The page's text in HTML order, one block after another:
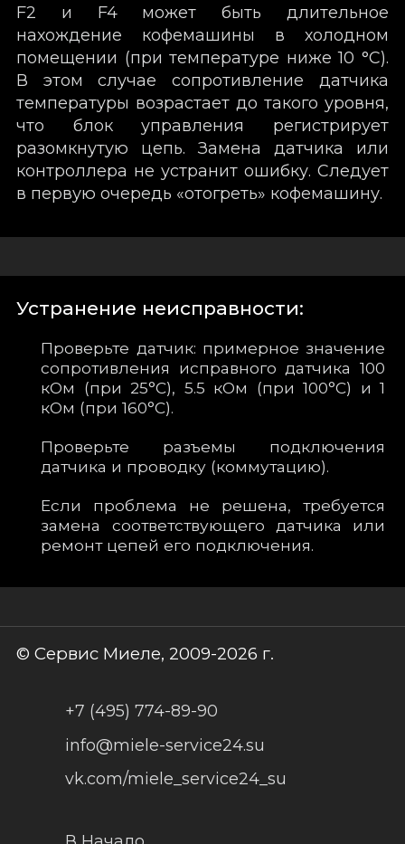
F2 и F4 может быть длительное
нахождение кофемашины в холодном
помещении (при температуре ниже 10 °C).
В этом случае сопротивление датчика
температуры возрастает до такого уровня,
что блок управления регистрирует
разомкнутую цепь. Замена датчика или
контроллера не устранит ошибку. Следует
в первую очередь «отогреть» кофемашину.
Устранение неисправности:
Проверьте датчик: примерное значение
сопротивления исправного датчика 100
кОм (при 25°C), 5.5 кОм (при 100°C) и 1
кОм (при 160°C).
Проверьте разъемы подключения
датчика и проводку (коммутацию).
Если проблема не решена, требуется
замена соответствующего датчика или
ремонт цепей его подключения.
© Сервис Миеле, 2009-2026 г.
+7 (495) 774-89-90
info@miele-service24.su
vk.com/miele_service24_su